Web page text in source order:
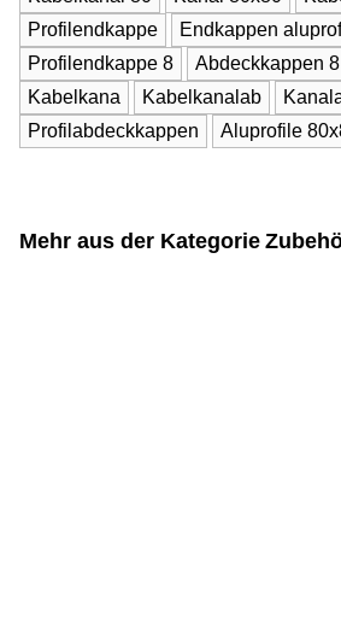
Profilendkappe
Endkappen
Profilendkappe 8
Abdeckkappen 8
Kabelkana
Kabelkanalab
Profilabdeckkappen
Aluprofile
Mehr aus der Kategorie